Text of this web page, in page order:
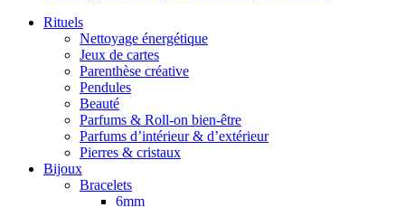
Rituels
Nettoyage énergétique
Jeux de cartes
Parenthèse créative
Pendules
Beauté
Parfums & Roll-on bien-être
Parfums d’intérieur & d’extérieur
Pierres & cristaux
Bijoux
Bracelets
6mm